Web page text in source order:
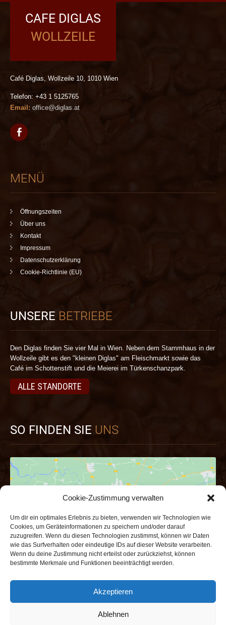
Cookie-Zustimmung verwalten
Um dir ein optimales Erlebnis zu bieten, verwenden wir Technologien wie
Cookies, um Geräteinformationen zu speichern und/oder darauf
zuzugreifen. Wenn du diesen Technologien zustimmst, können wir Daten
wie das Surfverhalten oder eindeutige IDs auf dieser Website verarbeiten.
Wenn du deine Zustimmung nicht erteilst oder zurückziehst, können
bestimmte Merkmale und Funktionen beeinträchtigt werden.
Akzeptieren
Ablehnen
CAFE DIGLAS
WOLLZEILE
Café Diglas, Wollzeile 10, 1010 Wien
Telefon: +43 1 5125765
Email: office@diglas.at
MENÜ
Öffnungszeiten
Über uns
Kontakt
Impressum
Datenschutzerklärung
Cookie-Richtlinie (EU)
UNSERE BETRIEBE
Den Diglas finden Sie vier Mal in Wien. Neben dem Stammhaus in der
Wollzeile gibt es den "kleinen Diglas" am Fleischmarkt sowie das
Café im Schottenstift und die Meierei im Türkenschanzpark.
ALLE STANDORTE
SO FINDEN SIE UNS
Hier klicken um die Marketing-Cookies zu
akzeptieren und den Inhalt zu aktivieren